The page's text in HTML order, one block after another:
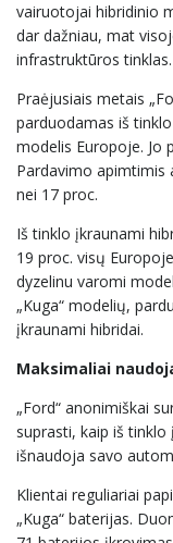
vairuotojai hibridinio
dar dažniau, mat
infrastruktūros tinklas.
Praėjusiais metais
parduodamas iš
modelis Europoje. Jo
Pardavimo apimtimis
nei 17 proc.
Iš tinklo įkraunami
19 proc. visų
dyzelinu varomi
„Kuga“ modelių,
įkraunami hibridai.
Maksimaliai
„Ford“ anonimiškai
suprasti, kaip iš
išnaudoja savo
Klientai reguliariai
„Kuga“ baterijas.